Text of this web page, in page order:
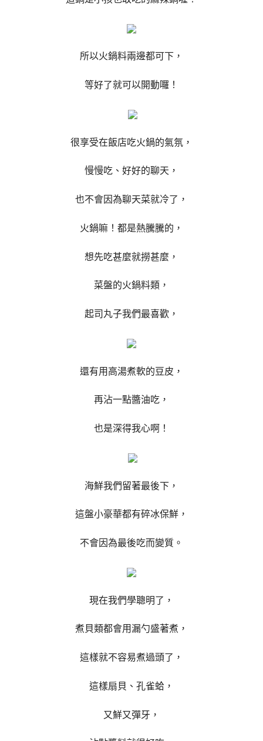
所以火鍋料兩邊都可下，
等好了就可以開動囉！
很享受在飯店吃火鍋的氣氛，
慢慢吃、好好的聊天，
也不會因為聊天菜就冷了，
火鍋嘛！都是熱騰騰的，
想先吃甚麼就撈甚麼，
菜盤的火鍋料類，
起司丸子我們最喜歡，
還有用高湯煮軟的豆皮，
再沾一點醬油吃，
也是深得我心啊！
海鮮我們留著最後下，
這盤小豪華都有碎冰保鮮，
不會因為最後吃而變質。
現在我們學聰明了，
煮貝類都會用漏勺盛著煮，
這樣就不容易煮過頭了，
這樣扇貝、孔雀蛤，
又鮮又彈牙，